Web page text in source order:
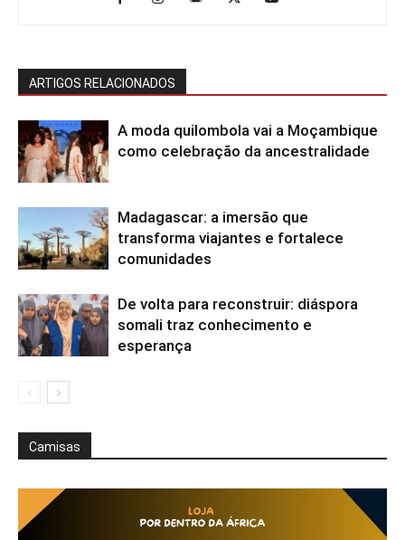
ARTIGOS RELACIONADOS
A moda quilombola vai a Moçambique
como celebração da ancestralidade
Madagascar: a imersão que
transforma viajantes e fortalece
comunidades
De volta para reconstruir: diáspora
somali traz conhecimento e
esperança
Camisas